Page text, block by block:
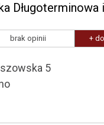
Długoterminowa
brak opinii +
5